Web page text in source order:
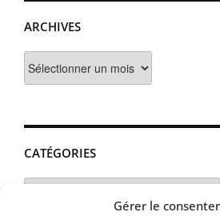
Gérer le
ARCHIVES
CATÉGORIES
Catégories